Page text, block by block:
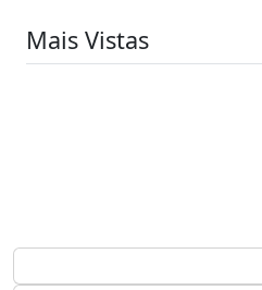
Mais Vistas